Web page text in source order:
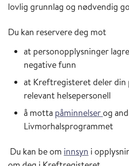
lovlig grunnlag og nødvendig
Du kan reservere deg mot
at personopplysninger
negative funn
at Kreftregisteret deler
relevant helsepersonell
å motta påminnelser og
Livmorhalsprogrammet
Du kan be om innsyn i